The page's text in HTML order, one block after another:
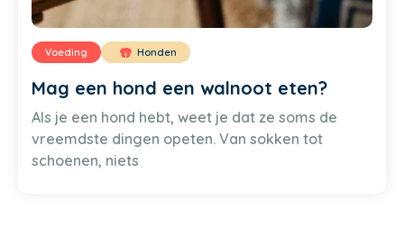
Voeding Honden
Mag een hond een walnoot eten?
Als je een hond hebt, weet je dat ze soms de
vreemdste dingen opeten. Van sokken tot
schoenen, niets